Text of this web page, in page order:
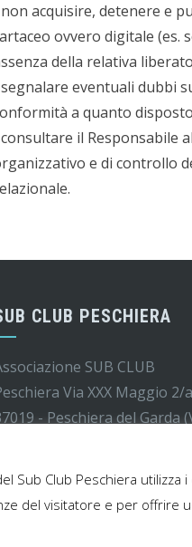
non acquisire, detenere e
ovvero digitale (es.
della relativa
segnalare eventuali dubbi
a quanto
consultare il Responsabile
e di controllo
CLUB PESCHIERA
SUB CLUB
Via XXX Maggio 2/a
- Peschiera del Garda
Sub Club Peschiera
del visitatore e per offrire